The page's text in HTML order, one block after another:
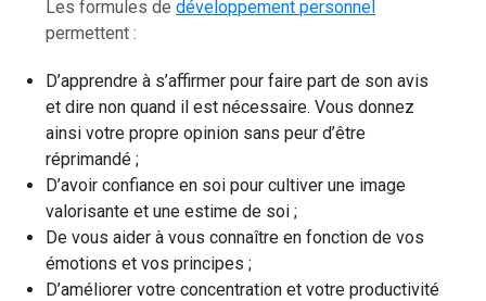
Les formules dedéveloppement personnel
permettent :
D’apprendre à s’affirmer pour faire part de son avis
et dire non quand il est nécessaire. Vous donnez
ainsi votre propre opinion sans peur d’être
réprimandé ;
D’avoir confiance en soi pour cultiver une image
valorisante et une estime de soi ;
De vous aider à vous connaître en fonction de vos
émotions et vos principes ;
D’améliorer votre concentration et votre productivité